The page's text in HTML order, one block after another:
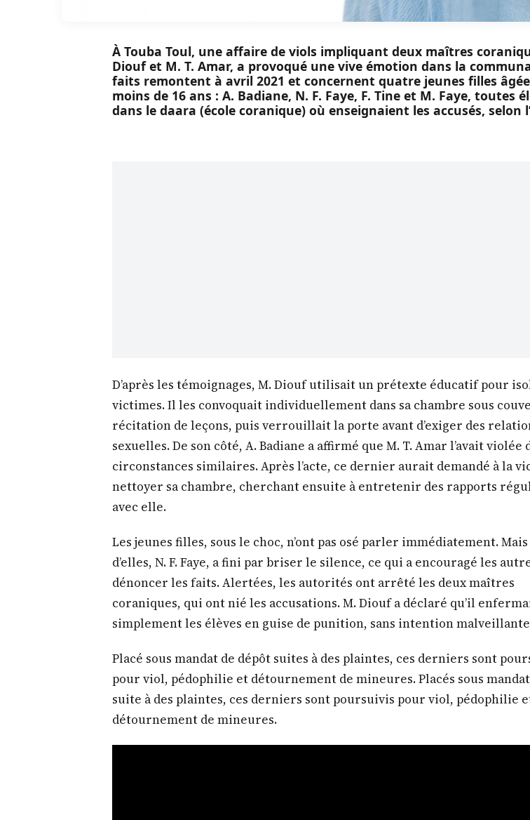
À Touba Toul, une affaire de viols impliquant deux maîtres
Diouf et M. T. Amar, a provoqué une vive émotion dans la
faits remontent à avril 2021 et concernent quatre jeunes filles
moins de 16 ans : A. Badiane, N. F. Faye, F. Tine et M. Faye, toutes
dans le daara (école coranique) où enseignaient les accusés, selon
D’après les témoignages, M. Diouf utilisait un prétexte éducatif pour
victimes. Il les convoquait individuellement dans sa chambre sous
récitation de leçons, puis verrouillait la porte avant d’exiger des
sexuelles. De son côté, A. Badiane a affirmé que M. T. Amar l’avait violée
circonstances similaires. Après l’acte, ce dernier aurait demandé à la
nettoyer sa chambre, cherchant ensuite à entretenir des rapports
avec elle.
Les jeunes filles, sous le choc, n’ont pas osé parler immédiatement. Mais
d’elles, N. F. Faye, a fini par briser le silence, ce qui a encouragé les
dénoncer les faits. Alertées, les autorités ont arrêté les deux maîtres
coraniques, qui ont nié les accusations. M. Diouf a déclaré qu’il
simplement les élèves en guise de punition, sans intention
Placé sous mandat de dépôt suites à des plaintes, ces derniers sont
pour viol, pédophilie et détournement de mineures. Placés sous
suite à des plaintes, ces derniers sont poursuivis pour viol, pédophilie
détournement de mineures.